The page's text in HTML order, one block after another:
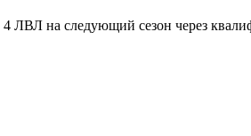
на следующий сезон через